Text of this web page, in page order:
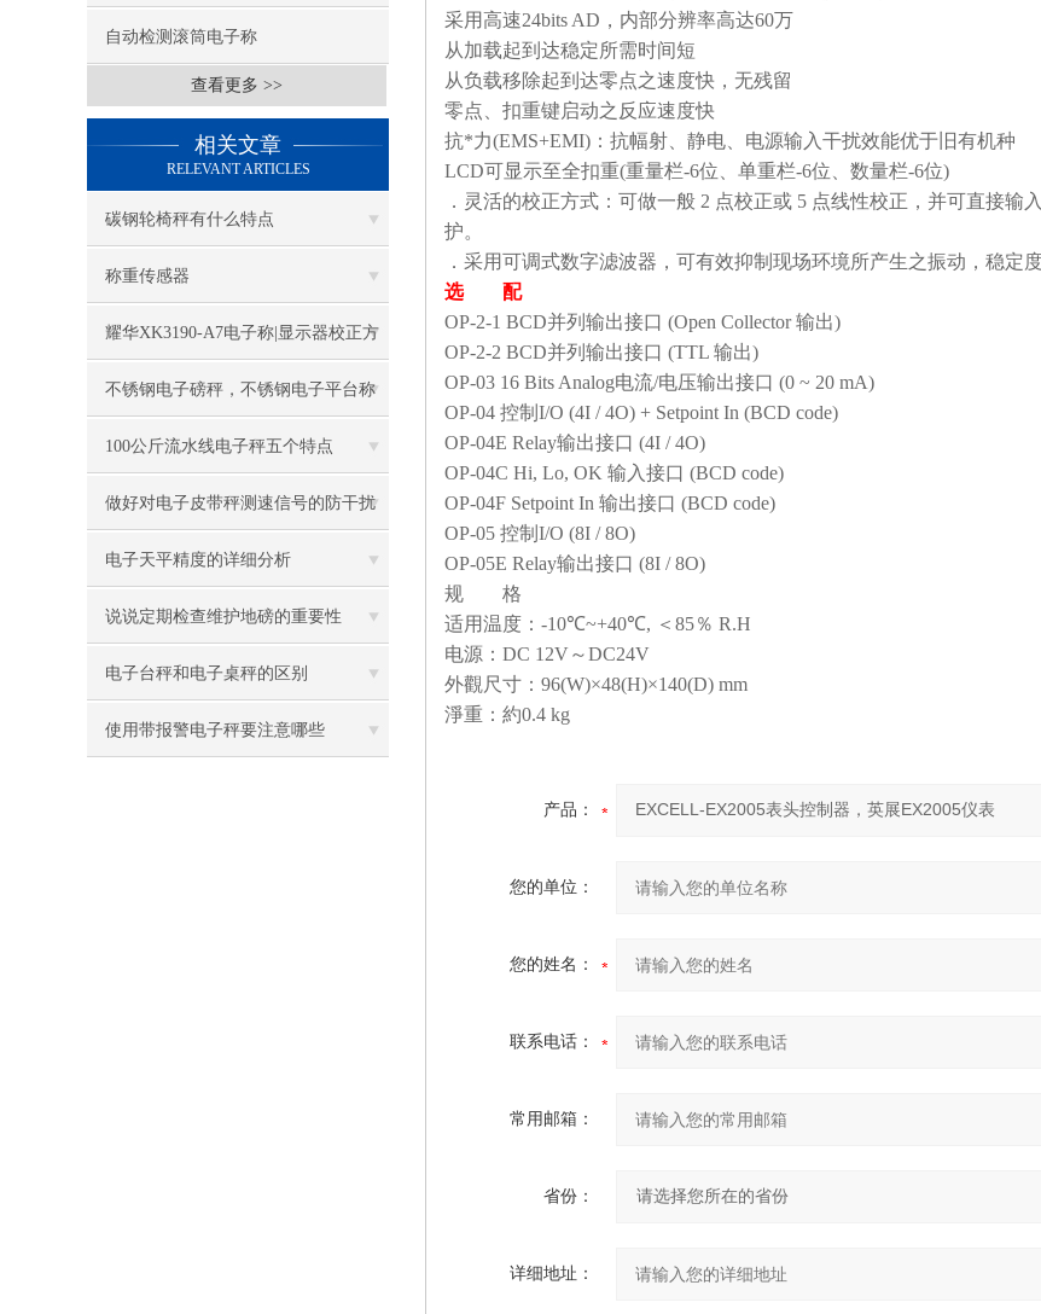
自动检测滚筒电子称
查看更多 >>
相关文章
RELEVANT ARTICLES
碳钢轮椅秤有什么特点
称重传感器
耀华XK3190-A7电子称|显示器校正方
法
不锈钢电子磅秤，不锈钢电子平台称
100公斤流水线电子秤五个特点
做好对电子皮带秤测速信号的防干扰
工作
电子天平精度的详细分析
说说定期检查维护地磅的重要性
电子台秤和电子桌秤的区别
使用带报警电子秤要注意哪些
采用高速24bits AD ，内部分辨率高达60万
从加载起到达稳定所需时间短
从负载移除起到达零点之速度快，无残留
零点、扣重键启动之反应速度快
抗*力(EMS+EMI) ：抗幅射、静电、电源输入干扰效能优于旧有机种
LCD可显示至全扣重(重量栏-6位、单重栏-6位、数量栏-6位)
．灵活的校正方式：可做一般 2 点校正或 5 点线性校正，并可直接输
护。
．采用可调式数字滤波器，可有效抑制现场环境所产生之振动，稳定度
选 配
OP-2-1 BCD并列输出接口 (Open Collector输出)
OP-2-2 BCD并列输出接口 (TTL 输出)
OP-03 16 Bits Analog电流/电压输出接口 (0 ~ 20 mA)
OP-04 控制 I/O (4I / 4O) + Setpoint In (BCD code)
OP-04E Relay输出接口 (4I / 4O)
OP-04C Hi, Lo, OK 输入接口 (BCD code)
OP-04F Setpoint In 输出接口 (BCD code)
OP-05 控制 I/O (8I / 8O)
OP-05E Relay输出接口 (8I / 8O)
规 格
适用温度： -10℃~+40℃, ＜ 85％ R.H
电源： DC 12V～DC24V
外觀尺寸： 96(W)×48(H)×140(D) mm
淨重：約0.4 kg
产品：
您的单位：
您的姓名：
联系电话：
常用邮箱：
省份：
详细地址：